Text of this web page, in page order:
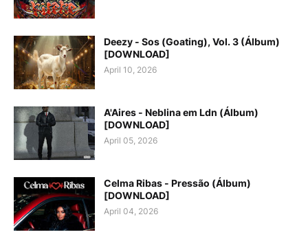
Deezy - Sos (Goating), Vol. 3 (Álbum)
[DOWNLOAD]
April 10, 2026
A'Aires - Neblina em Ldn (Álbum)
[DOWNLOAD]
April 05, 2026
Celma Ribas - Pressão (Álbum)
[DOWNLOAD]
April 04, 2026